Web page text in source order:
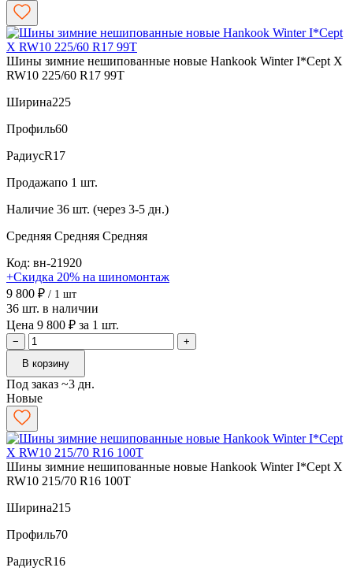
Шины зимние нешипованные новые Hankook Winter I*Cept X
RW10 225/60 R17 99T
Ширина225
Профиль60
РадиусR17
Продажапо 1 шт.
Наличие 36 шт. (через 3-5 дн.)
Средняя Средняя Средняя
Код: вн-21920
+Скидка 20% на шиномонтаж
9 800 ₽ / 1 шт
36 шт. в наличии
Цена 9 800 ₽ за 1 шт.
−
+
В корзину
Под заказ ~3 дн.
Новые
Шины зимние нешипованные новые Hankook Winter I*Cept X
RW10 215/70 R16 100T
Ширина215
Профиль70
РадиусR16